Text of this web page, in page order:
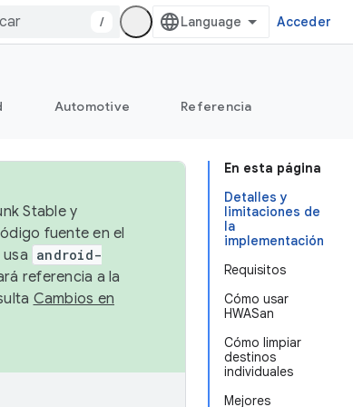
/ Acceder
Automotive Referencia
En esta página
Detalles y
limitaciones de
la
implementación
Requisitos
Cómo usar
HWASan
Cómo limpiar
destinos
individuales
Mejores
Stable y
fuente en el
android-
referencia a la
Cambios en